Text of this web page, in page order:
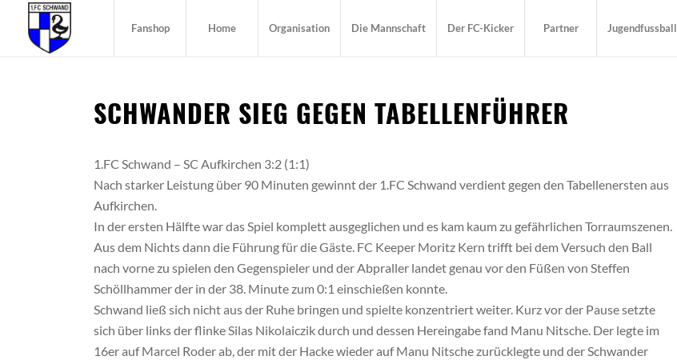
Fanshop Home Organisation Die Mannschaft Der FC-Kicker Partner Jugendfussball
SCHWANDER SIEG GEGEN TABELLENFÜHRER
1.FC Schwand – SC Aufkirchen 3:2 (1:1)
Nach starker Leistung über 90 Minuten gewinnt der 1.FC Schwand verdient gegen den Tabellenersten aus
Aufkirchen.
In der ersten Hälfte war das Spiel komplett ausgeglichen und es kam kaum zu gefährlichen Torraumszenen.
Aus dem Nichts dann die Führung für die Gäste. FC Keeper Moritz Kern trifft bei dem Versuch den Ball
nach vorne zu spielen den Gegenspieler und der Abpraller landet genau vor den Füßen von Steffen
Schöllhammer der in der 38. Minute zum 0:1 einschießen konnte.
Schwand ließ sich nicht aus der Ruhe bringen und spielte konzentriert weiter. Kurz vor der Pause setzte
sich über links der flinke Silas Nikolaiczik durch und dessen Hereingabe fand Manu Nitsche. Der legte im
16er auf Marcel Roder ab, der mit der Hacke wieder auf Manu Nitsche zurücklegte und der Schwander